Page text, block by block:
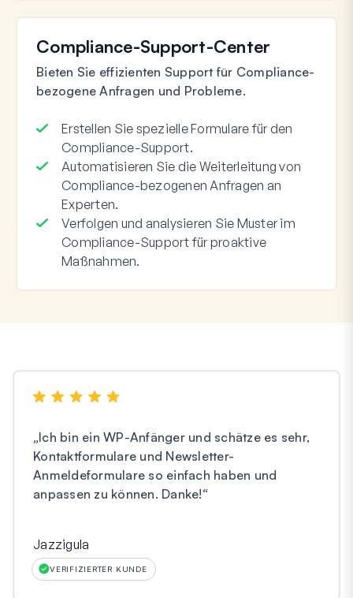
Compliance-Support-Center
Bieten Sie effizienten Support für Compliance-
bezogene Anfragen und Probleme.
Erstellen Sie spezielle Formulare für den
Compliance-Support.
Automatisieren Sie die Weiterleitung von
Compliance-bezogenen Anfragen an
Experten.
Verfolgen und analysieren Sie Muster im
Compliance-Support für proaktive
Maßnahmen.
„Ich bin ein WP-Anfänger und schätze es sehr,
Kontaktformulare und Newsletter-
Anmeldeformulare so einfach haben und
anpassen zu können. Danke!“
Jazzigula
VERIFIZIERTER KUNDE